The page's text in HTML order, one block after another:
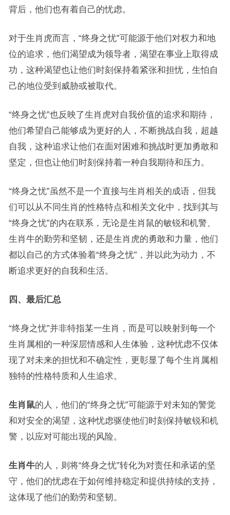
背后，他们也有着自己的忧虑。
对于生肖虎而言，“终身之忧”可能源于他们对权力和地
位的追求，他们渴望成为领导者，渴望在事业上取得成
功，这种渴望也让他们时刻保持着紧张和担忧，生怕自
己的地位受到威胁或被取代。
“终身之忧”也反映了生肖虎对自我价值的追求和期待，
他们希望自己能够成为更好的人，不断挑战自我，超越
自我，这种追求让他们在面对困难和挑战时更加勇敢和
坚定，但也让他们时刻保持着一种自我期待和压力。
“终身之忧”虽然不是一个直接与生肖相关的成语，但我
们可以从不同生肖的性格特点和相关文化中，找到其与
“终身之忧”的内在联系，无论是生肖鼠的敏锐和机警、
生肖牛的勤劳和坚韧，还是生肖虎的勇敢和力量，他们
都以自己的方式体验着“终身之忧”，并以此为动力，不
断追求更好的自我和生活。
四、最后汇总
“终身之忧”并非特指某一生肖，而是可以映射到每一个
生肖属相的一种深层情感和人生体验，这种忧虑不仅体
现了对未来的担忧和不确定性，更彰显了每个生肖属相
独特的性格特质和人生追求。
生肖鼠的人，他们的“终身之忧”可能源于对未知的警觉
和对安全的渴望，这种忧虑驱使他们时刻保持敏锐和机
警，以应对可能出现的风险。
生肖牛的人，则将“终身之忧”转化为对责任和承诺的坚
守，他们的忧虑在于如何维持稳定和提供持续的支持，
这体现了他们的勤劳和坚韧。